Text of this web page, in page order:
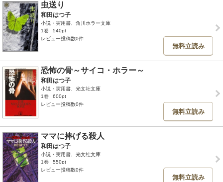
虫送り
和田はつ子
小説・実用書、角川ホラー文庫
1巻
540pt
レビュー投稿数0件
無料立読み
恐怖の骨～サイコ・ホラー～
和田はつ子
小説・実用書、光文社文庫
1巻
600pt
レビュー投稿数0件
無料立読み
ママに捧げる殺人
和田はつ子
小説・実用書、光文社文庫
1巻
550pt
レビュー投稿数0件
無料立読み